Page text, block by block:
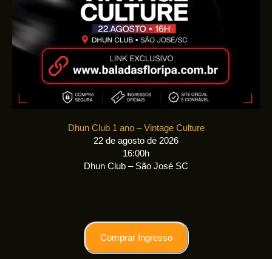
Dhun Club 1 ano – Vintage Culture
22 de agosto de 2026
16:00h
Dhun Club – São José SC
Comprar Ingresso